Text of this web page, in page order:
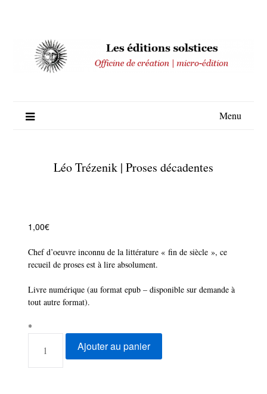
Menu
Léo Trézenik | Proses décadentes
1,00€
Chef d’oeuvre inconnu de la littérature « fin de siècle », ce
recueil de proses est à lire absolument.
Livre numérique (au format epub – disponible sur demande à
tout autre format).
*
Ajouter au panier